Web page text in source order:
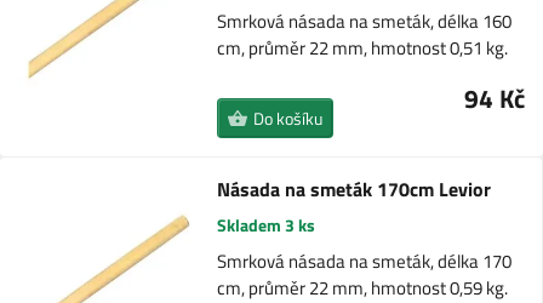
Smrková násada na smeták, délka 160
cm, průměr 22 mm, hmotnost 0,51 kg.
94 Kč
Do košíku
Násada na smeták 170cm Levior
Skladem 3 ks
Smrková násada na smeták, délka 170
cm, průměr 22 mm, hmotnost 0,59 kg.